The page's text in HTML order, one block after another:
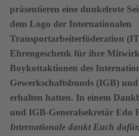
präsentieren eine dunkelrote
dem Logo der Internationalen
Transportarbeiterföderation
Ehrengeschenk für ihre
Boykottaktionen des
Gewerkschaftsbunds (IGB)
erhalten hatten. In einem
und IGB-Generalsekretär Edo
Internationale dankt Euch